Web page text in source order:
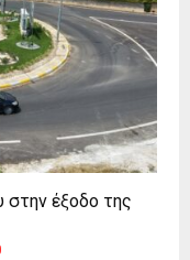
έξοδο της